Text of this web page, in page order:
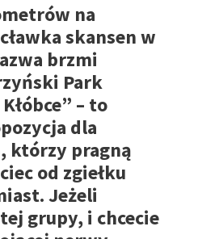
na
skansen w
brzmi
Park
– to
dla
którzy pragną
od zgiełku
Jeżeli
grupy, i chcecie